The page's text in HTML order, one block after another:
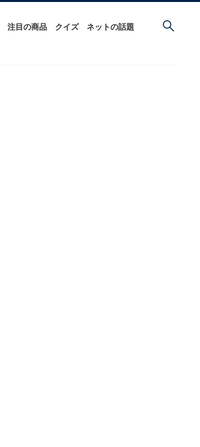
注目の商品 クイズ ネットの話題